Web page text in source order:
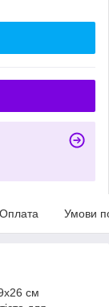
Оплата Умови
см